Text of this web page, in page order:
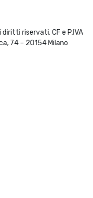
riservati. CF e P.IVA
74 – 20154 Milano